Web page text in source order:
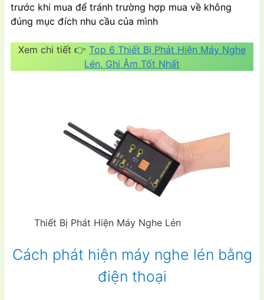
trước khi mua để tránh trường hợp mua về không
đúng mục đích nhu cầu của mình
Xem chi tiết 👉 Top 6 Thiết Bị Phát Hiện Máy Nghe
Lén, Ghi Âm Tốt Nhất
Thiết Bị Phát Hiện Máy Nghe Lén
Cách phát hiện máy nghe lén bằng
điện thoại